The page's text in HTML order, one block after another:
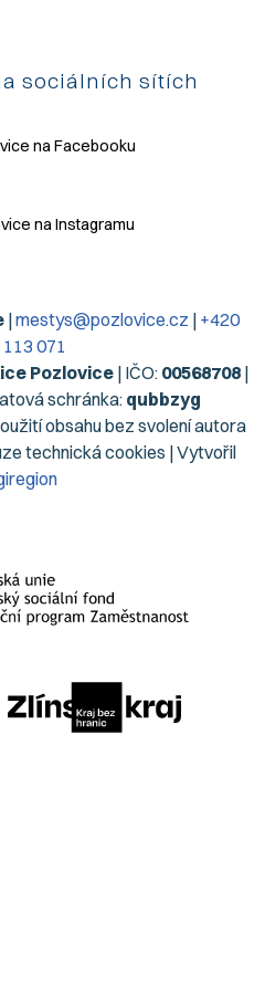
sociálních sítích
na Facebooku
na Instagramu
|mestys@pozlovice.cz | +420
071
Pozlovice| IČO: 00568708|
schránka: qubbzyg
obsahu bez svolení autora
technická cookies | Vytvořil